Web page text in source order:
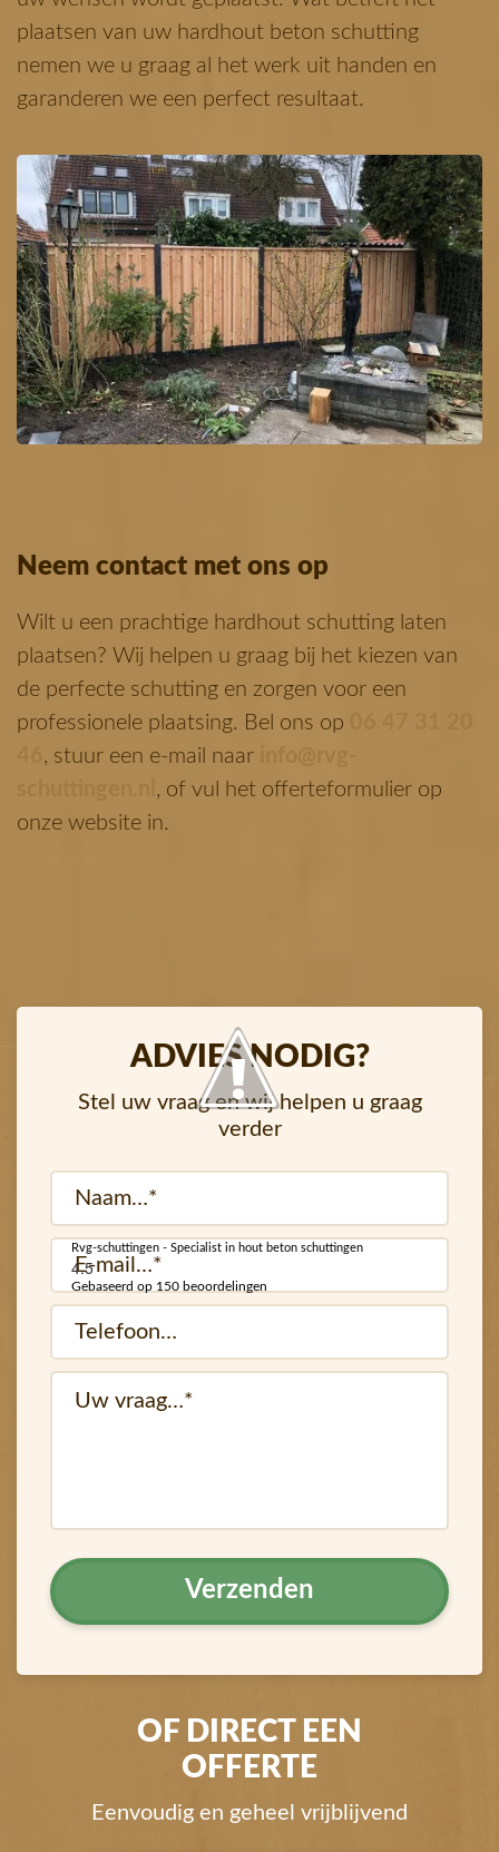
plaatsen van uw hardhout beton schutting
nemen we u graag al het werk uit handen en
garanderen we een perfect resultaat.
Neem contact met ons op
Wilt u een prachtige hardhout schutting laten
plaatsen? Wij helpen u graag bij het kiezen van
de perfecte schutting en zorgen voor een
professionele plaatsing. Bel ons op
, stuur een e-mail naar
, of vul het offerteformulier op
onze website in.
ADVIES NODIG?
Stel uw vraag en wij helpen u graag
verder
Naam
(Vereist)
mail
(Vereist)
Telefoon…
(Vereist)
Rvg-schuttingen - Specialist in hout beton schuttingen
4.5
Gebaseerd op 150 beoordelingen
OF DIRECT EEN
OFFERTE
Eenvoudig en geheel vrijblijvend